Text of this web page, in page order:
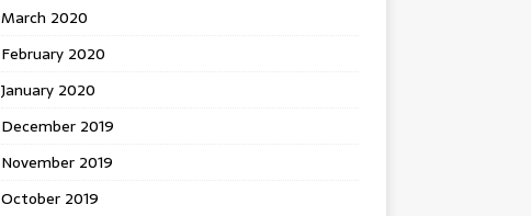
March 2020
February 2020
January 2020
December 2019
November 2019
October 2019